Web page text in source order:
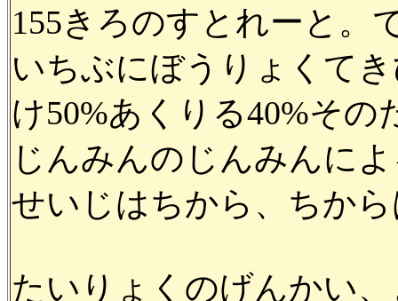
155きろのすとれーと。
いちぶにぼうりょくて
け50%あくりる40%その
じんみんのじんみんに
せいじはちから、ちか
たいりょくのげんかい